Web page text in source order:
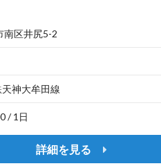
南区井尻5-2
神大牟田線
/ 1日
詳細を見る